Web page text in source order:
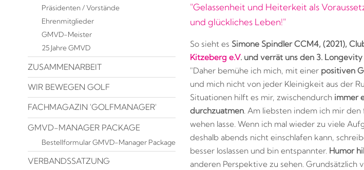
"Gelassenheit und Heiterkeit als
und glückliches Leben!"
So sieht es Simone Spindler CCM4, (2021),
Kitzeberg e.V. und verrät uns den 3. Longevity
"Daher bemühe ich mich, mit einerpositiven
und mich nicht von jeder Kleinigkeit aus der
Situationen hilft es mir, zwischendurch immer
durchzuatmen. Am liebsten indem ich mir
wehen lasse. Wenn ich mal wieder zu viele
deshalb abends nicht einschlafen kann,
besser loslassen und bin entspannter. Humor
anderen Perspektive zu sehen. Grundsätzlich
Präsidenten / Vorstände
Ehrenmitglieder
GMVD-Meister
25 Jahre GMVD
ZUSAMMENARBEIT
WIR BEWEGEN GOLF
FACHMAGAZIN 'GOLFMANAGER'
GMVD-MANAGER PACKAGE
Bestellformular GMVD-Manager Package
VERBANDSSATZUNG